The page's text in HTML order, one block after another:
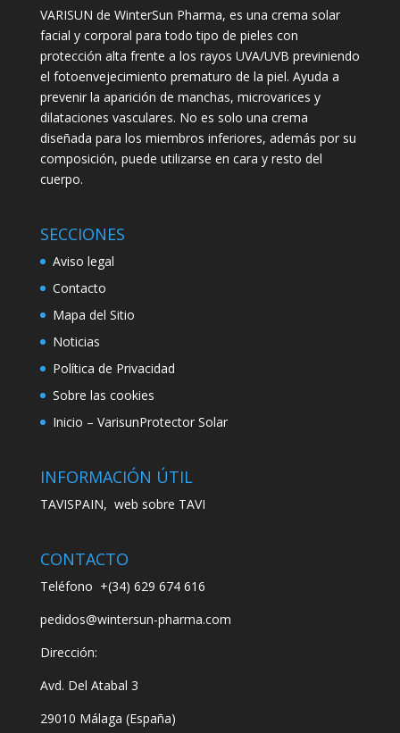
VARISUN de WinterSun Pharma, es una crema solar
facial y corporal para todo tipo de pieles con
protección alta frente a los rayos UVA/UVB previniendo
el fotoenvejecimiento prematuro de la piel. Ayuda a
prevenir la aparición de manchas, microvarices y
dilataciones vasculares. No es solo una crema
diseñada para los miembros inferiores, además por su
composición, puede utilizarse en cara y resto del
cuerpo.
SECCIONES
Aviso legal
Contacto
Mapa del Sitio
Noticias
Política de Privacidad
Sobre las cookies
Inicio – VarisunProtector Solar
INFORMACIÓN ÚTIL
TAVISPAIN, web sobre TAVI
CONTACTO
Teléfono +(34) 629 674 616
pedidos@wintersun-pharma.com
Dirección:
Avd. Del Atabal 3
29010 Málaga (España)